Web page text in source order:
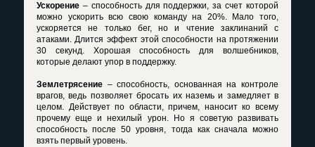
Ускорение – способность для поддержки, за счет которой
можно ускорить всю свою команду на 20%. Мало того,
ускоряется не только бег, но и чтение заклинаний с
атаками. Длится эффект этой способности на протяжении
30 секунд. Хорошая способность для волшебников,
которые делают упор в поддержку.
Землетрясение – способность, основанная на контроле
врагов, ведь позволяет бросать их наземь и замедляет в
целом. Действует по области, причем, наносит ко всему
прочему еще и нехилый урон. Но я советую развивать
способность после 50 уровня, тогда как сначала можно
взять первый уровень.